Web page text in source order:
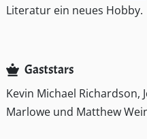
Literatur ein neues Hobby.
Gaststars
Kevin Michael Richardson,
Marlowe und Matthew